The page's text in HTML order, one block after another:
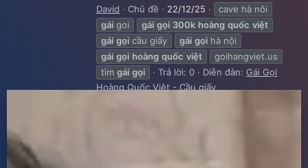
David
Chủ đề 22/12/25
cave hà nôi
gái goi gái gọi 300k hoàng quốc việt
gái gọi cầu giấy gái gọi hà nội
gái gọi hoàng quốc việt
goihangviet.us
tìm gái gọi Trả lời: 0 Diễn đàn: Gái Gọi
Hoàng Quốc Việt - Cầu giấy